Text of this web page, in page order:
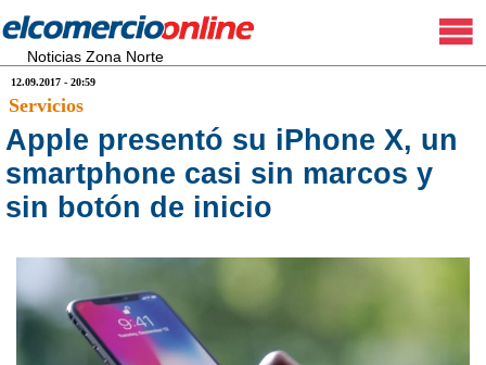
Noticias Zona Norte
12.09.2017 - 20:59
Servicios
Apple presentó su iPhone X, un
smartphone casi sin marcos y
sin botón de inicio